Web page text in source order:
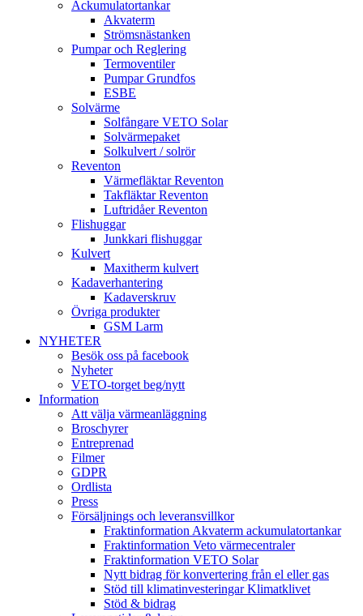
Ackumulatortankar
Akvaterm
Strömsnästanken
Pumpar och Reglering
Termoventiler
Pumpar Grundfos
ESBE
Solvärme
Solfångare VETO Solar
Solvärmepaket
Solkulvert / solrör
Reventon
Värmefläktar Reventon
Takfläktar Reventon
Luftridåer Reventon
Flishuggar
Junkkari flishuggar
Kulvert
Maxitherm kulvert
Kadaverhantering
Kadaverskruv
Övriga produkter
GSM Larm
NYHETER
Besök oss på facebook
Nyheter
VETO-torget beg/nytt
Information
Att välja värmeanläggning
Broschyrer
Entreprenad
Filmer
GDPR
Ordlista
Press
Försäljnings och leveransvillkor
Fraktinformation Akvaterm ackumulatortankar
Fraktinformation Veto värmecentraler
Fraktinformation VETO Solar
Nytt bidrag för konvertering från el eller gas
Stöd till klimatinvesteringar Klimatklivet
Stöd & bidrag